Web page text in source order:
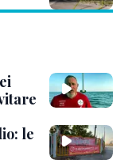
le